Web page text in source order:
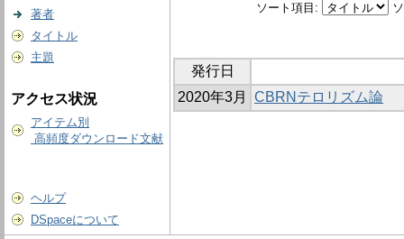
著者
タイトル
主題
アクセス状況
アイテム別
高頻度ダウンロード文献
ヘルプ
DSpaceについて
ソート項目:
発行日
2020年3月
CBRNテロリズム論